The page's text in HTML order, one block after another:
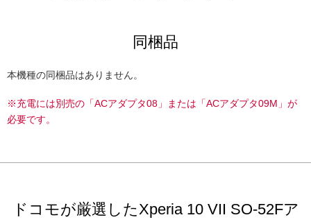
同梱品
本機種の同梱品はありません。
※充電には別売の「ACアダプタ08」または「ACアダプタ09M」が
必要です。
ドコモが厳選したXperia 10 VII SO-52Fア